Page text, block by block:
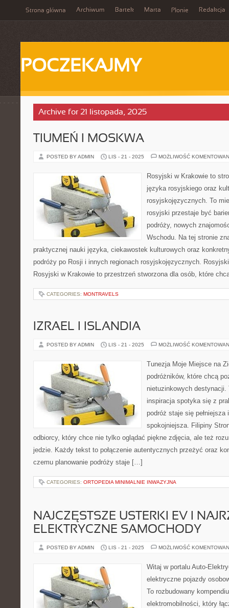
Strona główna Archiwum Bartek Marta Płonie Redakcja
POCZEKAJMY
Archive for 21 listopada, 2025
TIUMEŃ I MOSKWA
POSTED BY ADMIN LIS - 21 - 2025 MOŻLIWOŚĆ
Rosyjski w Krakowie to
języka rosyjskiego oraz
rosyjskojęzycznych. To
rosyjski przestaje być
podróży, nowych
Wschodu. Na tej stronie
praktycznej nauki języka, ciekawostek kulturowych oraz
podróży po Rosji i innych regionach rosyjskojęzycznych.
Rosyjski w Krakowie to przestrzeń stworzona dla osób, które
CATEGORIES: MONTRAVELS
IZRAEL I ISLANDIA
POSTED BY ADMIN LIS - 21 - 2025 MOŻLIWOŚĆ
Tunezja Moje Miejsce na
podróżników, które chcą
nietuzinkowych
inspiracja spotyka się z
podróż staje się pełniejsza i
spokojniejsza. Filipiny
odbiorcy, który chce nie tylko oglądać piękne zdjęcia, ale też
jedzie. Każdy tekst to połączenie autentycznych przeżyć oraz
czemu planowanie podróży staje […]
CATEGORIES: ORTOPEDIA MINIMALNIE INWAZYJNA
NAJCZĘSTSZE USTERKI EV I
ELEKTRYCZNE SAMOCHODY
POSTED BY ADMIN LIS - 21 - 2025 MOŻLIWOŚĆ
Witaj w portalu Auto-
elektryczne pojazdy
To rozbudowany
elektromobilności, który